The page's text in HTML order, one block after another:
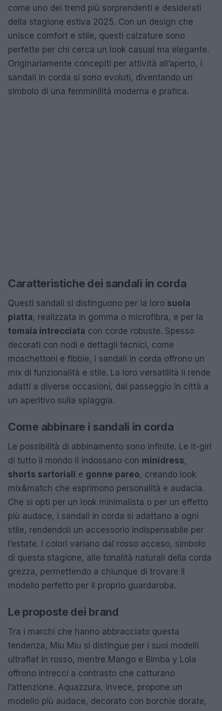
come uno dei trend più sorprendenti e desiderati
della stagione estiva 2025. Con un design che
unisce comfort e stile, questi calzature sono
perfette per chi cerca un look casual ma elegante.
Originariamente concepiti per attività all’aperto, i
sandali in corda si sono evoluti, diventando un
simbolo di una femminilità moderna e pratica.
Caratteristiche dei sandali in corda
Questi sandali si distinguono per la loro suola
piatta, realizzata in gomma o microfibra, e per la
tomaia intrecciata con corde robuste. Spesso
decorati con nodi e dettagli tecnici, come
moschettoni e fibbie, i sandali in corda offrono un
mix di funzionalità e stile. La loro versatilità li rende
adatti a diverse occasioni, dal passeggio in città a
un aperitivo sulla spiaggia.
Come abbinare i sandali in corda
Le possibilità di abbinamento sono infinite. Le it-girl
di tutto il mondo li indossano con minidress,
shorts sartoriali e gonne pareo, creando look
mix&match che esprimono personalità e audacia.
Che si opti per un look minimalista o per un effetto
più audace, i sandali in corda si adattano a ogni
stile, rendendoli un accessorio indispensabile per
l’estate. I colori variano dal rosso acceso, simbolo
di questa stagione, alle tonalità naturali della corda
grezza, permettendo a chiunque di trovare il
modello perfetto per il proprio guardaroba.
Le proposte dei brand
Tra i marchi che hanno abbracciato questa
tendenza, Miu Miu si distingue per i suoi modelli
ultraflat in rosso, mentre Mango e Bimba y Lola
offrono intrecci a contrasto che catturano
l’attenzione. Aquazzura, invece, propone un
modello più audace, decorato con borchie dorate,